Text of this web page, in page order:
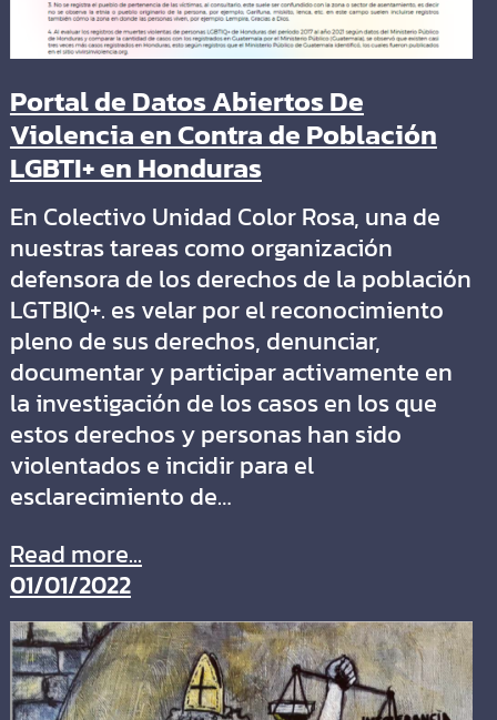
Portal de Datos Abiertos De
Violencia en Contra de Población
LGBTI+ en Honduras
En Colectivo Unidad Color Rosa, una de
nuestras tareas como organización
defensora de los derechos de la población
LGTBIQ+. es velar por el reconocimiento
pleno de sus derechos, denunciar,
documentar y participar activamente en
la investigación de los casos en los que
estos derechos y personas han sido
violentados e incidir para el
esclarecimiento de…
Read more...
01/01/2022